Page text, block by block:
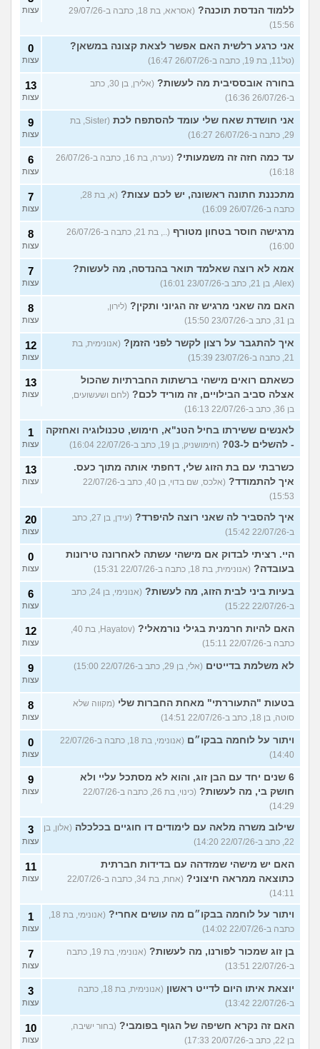
ללמוד הנדסת תוכנה?
(אסראא, בת 18, כתבה ב-29/07/26
15:56)
עצות
אני כרגע רלשית האם אפשר לצאת קצונה במשאן?
(טל11, בת 19, כתבה ב-26/07/26 16:47)
0
עצות
בחורה אובססיבית מה לעשות?
(אלירן, בן 30, כתב
ב-26/07/26 16:36)
13
עצות
אני חושדת שאח שלי עומד להסתפח לכת
(Sister, בת
29, כתבה ב-26/07/26 16:27)
9
עצות
עד כמה חזה זה משמעותי?
(נערה, בת 16, כתבה ב-26/07/26
16:18)
6
עצות
מתכננת חתונה ראשונה, יש לכם עצות?
(א, בת 28,
כתבה ב-26/07/26 16:09)
7
עצות
מרגישה חוסר בטחון מטורף
(.., בת 21, כתבה ב-26/07/26
16:00)
8
עצות
אמא לא רוצה שאלמד תואר בהנדסה, מה לעשות?
(Alex, בן 21, כתב ב-23/07/26 16:01)
7
עצות
האם מה שאני מרגיש זה הגיוני ותקין? (לירון,
בן 31, כתב ב-23/07/26 15:50)
8
עצות
איך להתגבר על רצון לקשר לפני הזמן? (אנונימית, בת
21, כתבה ב-23/07/26 15:39)
12
עצות
כשאתם רואים מישהי ברשתות החברתיות שהכול
אצלה סביב הבילויים, זה מוריד לכם? (לחם ושעשועים,
בן 36, כתב ב-22/07/26 16:13)
13
עצות
לאנשים ששירתו בחיל הטנ"א, חימוש, טכנולוגיה ואחזקה
- להשלים ל-03?
(חימושניק, בן 19, כתב ב-22/07/26 16:04)
1
עצות
כשרבתי עם בת הזוג שלי, דחפתי אותה מתוך כעס.
איך להתמודד?
(אלכס, שם בדוי, בן 40, כתב ב-22/07/26
15:53)
13
עצות
איך להסביר לה שאני רוצה להיפרד?
(עידן, בן 27, כתב
ב-22/07/26 15:42)
20
עצות
היי. רציתי לבדוק אם מישהי עשתה לאחרונה טירונות
בעובדה? (אנונימית, בת 18, כתבה ב-22/07/26 15:31)
0
עצות
בעיות ביני לבית הזוג, מה לעשות?
(אנונימי, בן 24, כתב
ב-22/07/26 15:22)
6
עצות
האם להיות חרמנית בגילי נורמאלי?
(Hayatov, בת 40,
כתבה ב-22/07/26 15:11)
12
עצות
לא משלמת בדייטים (אלי, בן 29, כתב ב-22/07/26 15:00) 9
עצות
בטעות "התעוררתי" מאחת החברות שלי (מקווה שלא
סוטה, בן 18, כתב ב-22/07/26 14:51)
8
עצות
ויתור על לוחמה בבקו״ם
(אנונימי, בת 18, כתבה ב-22/07/26
14:40)
0
עצות
6 שנים יחד עם הבן זוג, והוא לא מסתכל עליי ולא
חושק בי, מה לעשות?
(כינוי, בת 26, כתבה ב-22/07/26
14:29)
9
עצות
שילוב משרה מלאה עם לימודים דו חוגיים בכלכלה (אלון, בן
22, כתב ב-22/07/26 14:20)
3
עצות
האם יש מישהי שמזדהה עם בדידות חברתית
כתוצאה ממראה חיצוני?
(אחת, בת 34, כתבה ב-22/07/26
14:11)
11
עצות
ויתור על לוחמה בבקו״ם מה עושים אחרי?
(אנונימי, בת 18,
כתבה ב-22/07/26 14:02)
1
עצות
בן זוג שמכור לפורנו, מה לעשות?
(אנונימי, בת 19, כתבה
ב-22/07/26 13:51)
7
עצות
יוצאת איתו היום לדייט ראשון
(אנונימית, בת 18, כתבה
ב-22/07/26 13:42)
3
עצות
האם זה נקרא חשיפה של הגוף בפומבי? (בחור ישיבה,
בן 22, כתב ב-20/07/26 17:33)
10
עצות